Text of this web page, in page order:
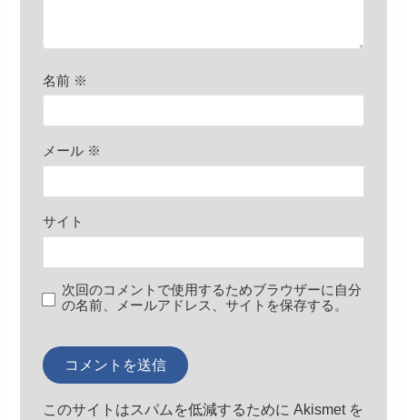
名前 ※
メール ※
サイト
次回のコメントで使用するためブラウザーに自分
の名前、メールアドレス、サイトを保存する。
このサイトはスパムを低減するために Akismet を